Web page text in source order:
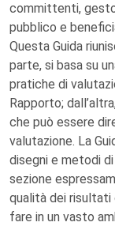
committenti,
pubblico e
Questa Guida
parte, si basa su
pratiche di
Rapporto;
che può essere
valutazione. La
disegni e metodi
sezione
qualità dei risultati
fare in un vasto